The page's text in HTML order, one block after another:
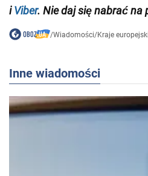
iViber. Nie daj się nabrać na
/Wiadomości/Kraje
Inne wiadomości